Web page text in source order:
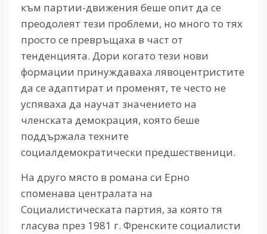
към партии-движения беше опит да се
преодолеят тези проблеми, но много то тях
просто се превръщаха в част от
тенденцията. Дори когато тези нови
формации принуждаваха лявоцентристите
да се адаптират и променят, те често не
успяваха да научат значението на
членската демокрация, която беше
поддържала техните
социалдемократически предшественици.
На друго място в романа си Ерно
споменава централата на
Социалистическата партия, за която тя
гласува през 1981 г. Френските социалисти